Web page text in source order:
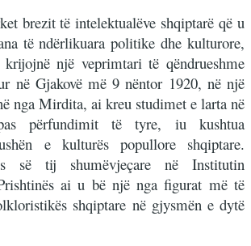
brezit të intelektualëve shqiptarë që u
të ndërlikuara politike dhe kulturore,
një veprimtari të qëndrueshme
në Gjakovë më 9 nëntor 1920, në një
nga Mirdita, ai kreu studimet e larta në
përfundimit të tyre, iu kushtua
e kulturës popullore shqiptare.
së tij shumëvjeçare në Institutin
ai u bë një nga figurat më të
shqiptare në gjysmën e dytë